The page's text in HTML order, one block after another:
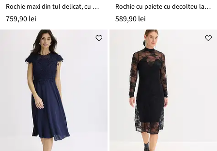
Rochie maxi din tul delicat, cu dantelă
759,90 lei
Rochie cu paiete cu decolteu la spate
589,90 lei